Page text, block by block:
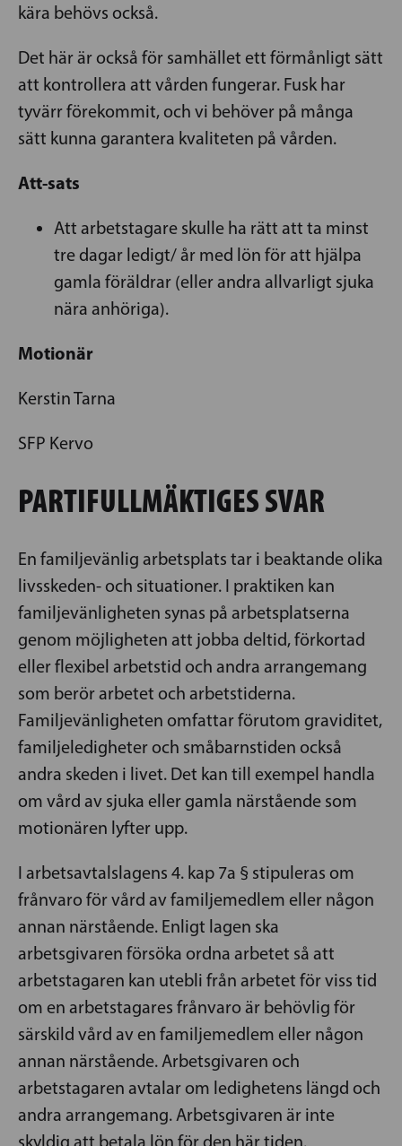
kära behövs också.
Det här är också för samhället ett förmånligt sätt
att kontrollera att vården fungerar. Fusk har
tyvärr förekommit, och vi behöver på många
sätt kunna garantera kvaliteten på vården.
Att-sats
Att arbetstagare skulle ha rätt att ta minst
tre dagar ledigt/ år med lön för att hjälpa
gamla föräldrar (eller andra allvarligt sjuka
nära anhöriga).
Motionär
Kerstin Tarna
SFP Kervo
PARTIFULLMÄKTIGES SVAR
En familjevänlig arbetsplats tar i beaktande olika
livsskeden- och situationer. I praktiken kan
familjevänligheten synas på arbetsplatserna
genom möjligheten att jobba deltid, förkortad
eller flexibel arbetstid och andra arrangemang
som berör arbetet och arbetstiderna.
Familjevänligheten omfattar förutom graviditet,
familjeledigheter och småbarnstiden också
andra skeden i livet. Det kan till exempel handla
om vård av sjuka eller gamla närstående som
motionären lyfter upp.
I arbetsavtalslagens 4. kap 7a § stipuleras om
frånvaro för vård av familjemedlem eller någon
annan närstående. Enligt lagen ska
arbetsgivaren försöka ordna arbetet så att
arbetstagaren kan utebli från arbetet för viss tid
om en arbetstagares frånvaro är behövlig för
särskild vård av en familjemedlem eller någon
annan närstående. Arbetsgivaren och
arbetstagaren avtalar om ledighetens längd och
andra arrangemang. Arbetsgivaren är inte